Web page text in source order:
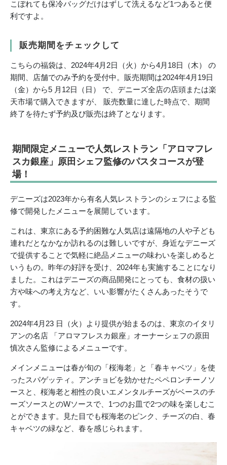
こぼれても保冷バッグだけはずして洗えるなど1つあると便
利ですよ。
販売期間をチェックして
こちらの福袋は、2024年4月2日（火）から4月18日（木） の
期間、店舗でのみ予約を受付中。販売期間は2024年4月19日
（金）から5 月12日（日） で、デニーズ全店の店頭または楽
天市場で購入できますが、 販売数量に達した時点で、期間
終了を待たず予約及び販売は終了となります。
期間限定メニューで人気レストラン「アロマフレ
スカ銀座」原田シェフ監修のパスタコースが登
場！
デニーズは2023年から有名人気レストランのシェフによる監
修で開発したメニューを展開しています。
これは、東京にある予約困難な人気店は遠隔地の人や子ども
連れだとなかなか訪れるのは難しいですが、身近なデニーズ
で提供することで気軽に絶品メニューの味わいを楽しめると
いうもの。昨年の好評を受け、2024年も実施することになり
ました。これはデニーズの商品開発にとっても、食材の扱い
方や味への考え方など、いい影響がたくさんあったそうで
す。
2024年4月23 日（火）より提供が始まるのは、東京のイタリ
アンの名店 「アロマフレスカ銀座」オーナーシェフの原田
慎次さん監修によるメニューです。
メインメニューは春が旬の「桜海老」と「春キャベツ」を使
ったスパゲッティ。アンチョビを効かせたペペロンチーノソ
ースと、桜海老と相性の良いエメンタルチーズがベースのチ
ーズソースとのWソースで、1つのお皿で2つの味を楽しむこ
とができます。見た目でも桜海老のピンク、チーズの白、春
キャベツの緑など、春を感じられます。